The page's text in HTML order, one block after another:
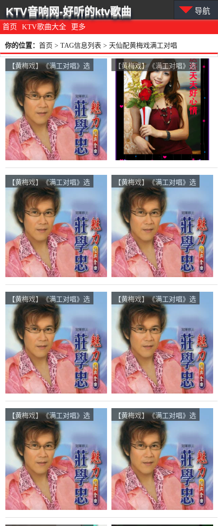
首页 KTV歌曲大全 更多
KTV音响网-好听的ktv歌曲 导航
你的位置： 首页 > TAG信息列表 > 天仙配黄梅戏满工对唱
【黄梅戏】《满工对唱》选
段在线听(原唱是庄学忠/刘
秋仪)，老李演唱点播:16次
【黄梅戏】《满工对唱》选
段在线听(原唱是庄学忠/刘
秋仪)，大雪演唱点播:20次
【黄梅戏】《满工对唱》选
段在线听(原唱是庄学忠/刘
秋仪)，开心演唱点播:13次
【黄梅戏】《满工对唱》选
段在线听(原唱是庄学忠/刘
秋仪)，丽娜演唱点播:116
次
【黄梅戏】《满工对唱》选
段在线听(原唱是庄学忠/刘
秋仪)，知足常乐演唱点
播:20次
【黄梅戏】《满工对唱》选
段在线听(原唱是庄学忠/刘
秋仪)，幸福的家演唱点
播:45次
【黄梅戏】《满工对唱》选
段在线听(原唱是庄学忠/刘
秋仪)，秋枫雾里看花演唱
点播:47次
【黄梅戏】《满工对唱》选
段在线听(原唱是庄学忠/刘
秋仪)，海浪勇往直前停币
演唱点播:32次